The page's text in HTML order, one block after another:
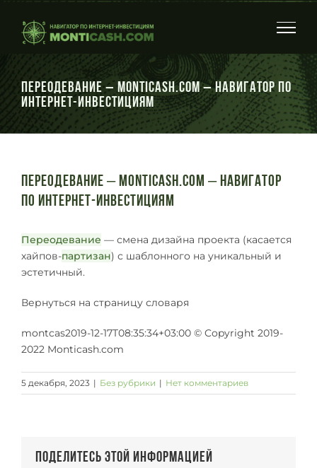
content
Переодевание – Monticash.com – Навигатор по
интернет-инвестициям
Переодевание – Monticash.com – Навигатор
по интернет-инвестициям
Переодевание — смена дизайна проекта (касается
хайпов-партизан) с шаблонного на уникальный и
эстетичный.
Вернуться на страницу словаря
montcas2019-12-17T08:35:34+03:00 © Copyright 2019-
2022 Monticash.com
5 декабря, 2023 | Без рубрики | Нет комментариев
Поделитесь этой информацией